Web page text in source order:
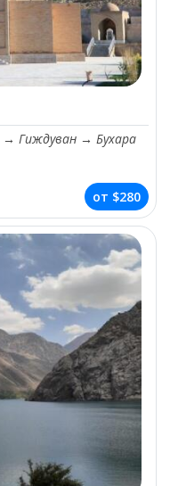
→ Гиждуван → Бухара
от $280